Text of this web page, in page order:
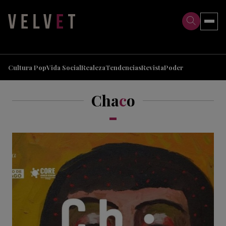
Cultura PopVida SocialRealezaTendenciasRevistaPoder
Chaco